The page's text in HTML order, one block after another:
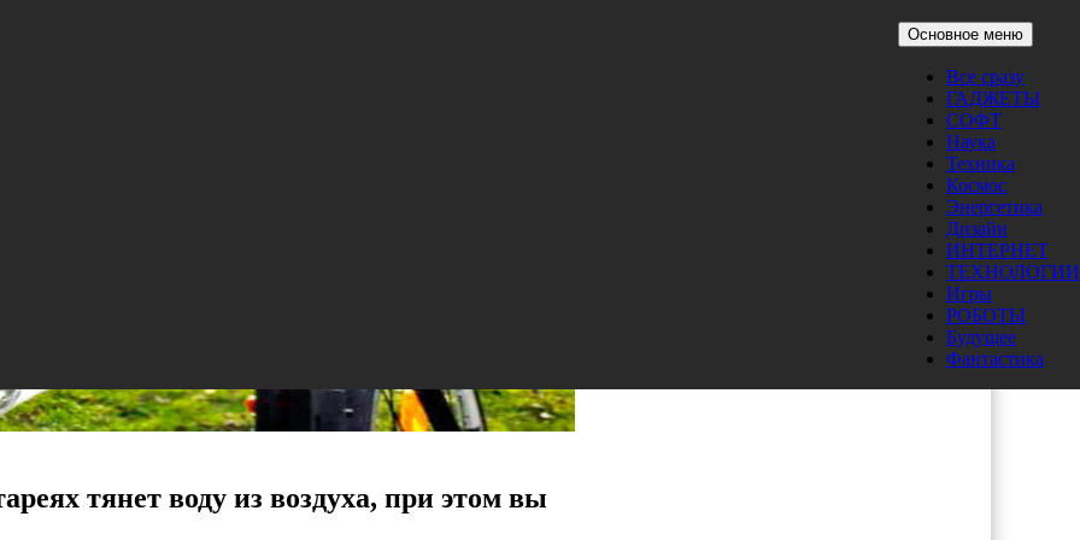
Основное меню
Все сразу
ГАДЖЕТЫ
СОФТ
Наука
Техника
Космос
Энергетика
Дизайн
ИНТЕРНЕТ
ТЕХНОЛОГИИ
Игры
РОБОТЫ
Будущее
Фантастика
тянет воду из воздуха, при этом вы